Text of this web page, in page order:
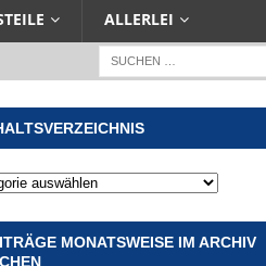
ALLERLEI
MONATSWEISE IM ARCHIV